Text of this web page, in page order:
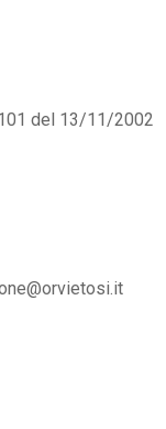
del 13/11/2002